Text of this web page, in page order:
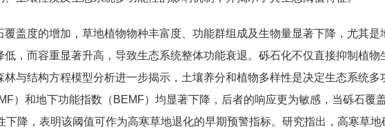
盖度的增加，草地植物物种丰富度、功能群组成及生物量显著下降，尤其是
低，而容重显著升高，导致生态系统整体功能衰退。砾石化不仅直接抑制植
林与结构方程模型分析进一步揭示，土壤养分和植物多样性是决定生态系统
）和地下功能指数（BEMF）均显著下降，后者的响应更为敏感，当砾石覆
下降，表明该阈值可作为高寒草地退化的早期预警指标。研究指出，高寒草